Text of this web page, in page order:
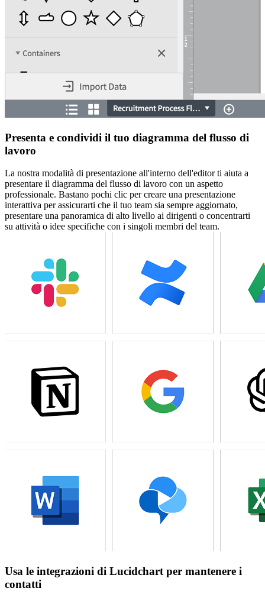
Presenta e condividi il tuo diagramma del flusso di
lavoro
La nostra modalità di presentazione all'interno dell'editor ti aiuta a
presentare il diagramma del flusso di lavoro con un aspetto
professionale. Bastano pochi clic per creare una presentazione
interattiva per assicurarti che il tuo team sia sempre aggiornato,
presentare una panoramica di alto livello ai dirigenti o concentrarti
su attività o idee specifiche con i singoli membri del team.
Usa le integrazioni di Lucidchart per mantenere i
contatti